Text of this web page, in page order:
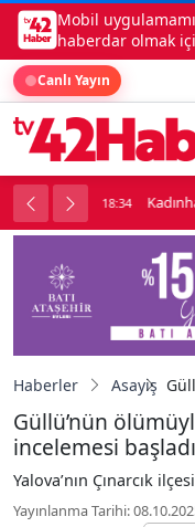
Mobil
haberdar olmak
Canlı Yayın
soygun 18:34
Haberler Asayiş
Güllü’nün
incelemesi başladı
Yalova’nın Çınarcık
Yayınlanma Tarihi: